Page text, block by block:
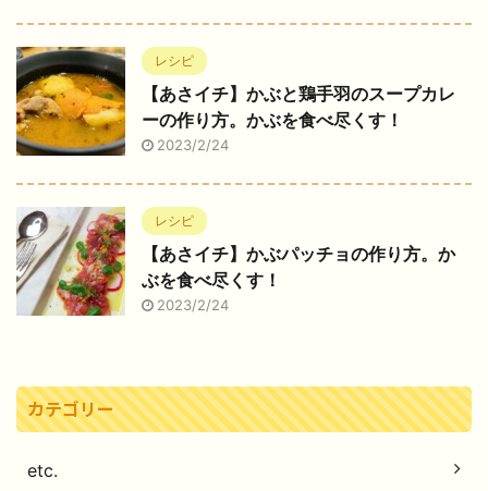
レシピ
【あさイチ】かぶと鶏手羽のスープカレ
ーの作り方。かぶを食べ尽くす！
2023/2/24
レシピ
【あさイチ】かぶパッチョの作り方。か
ぶを食べ尽くす！
2023/2/24
カテゴリー
etc.